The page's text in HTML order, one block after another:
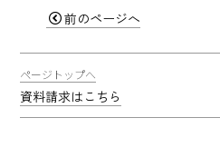
前のページへ
ページトップへ
資料請求はこちら